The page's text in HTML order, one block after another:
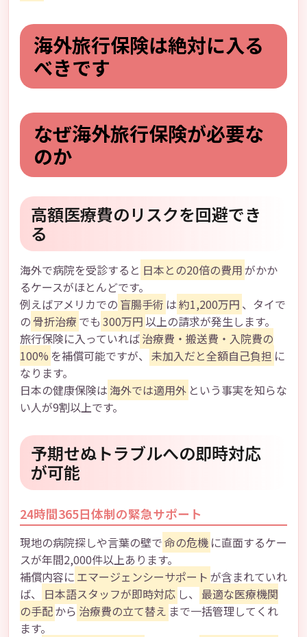
海外旅行保険は絶対に入る
べきです
なぜ海外旅行保険が必要な
のか
高額医療費のリスクを回避でき
る
海外で病院を受診すると 日本との20倍の費用がかか
るケースがほとんどです。
例えばアメリカでの 盲腸手術 は約1,200万円 、タイで
の 骨折治療 でも 300万円 以上の請求が発生します。
旅行保険に入っていれば治療費・搬送費・入院費の
100% を補償可能ですが、 未加入だと全額自己負担 に
なります。
日本の健康保険は 海外では適用外 という事実を知らな
い人が9割以上です。
予期せぬトラブルへの即時対応
が可能
24時間365日体制の緊急サポート
現地の病院探しや言葉の壁で命の危機 に直面するケー
スが年間2,000件以上あります。
補償内容に エマージェンシーサポート が含まれていれ
ば、
日本語スタッフが即時対応 し、
最適な医療機関
の手配から 治療費の立て替え まで一括管理してくれ
ます。